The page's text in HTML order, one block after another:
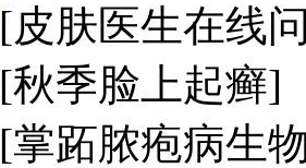
[皮肤医生在线
[秋季脸上起癣]
[掌跖脓疱病生